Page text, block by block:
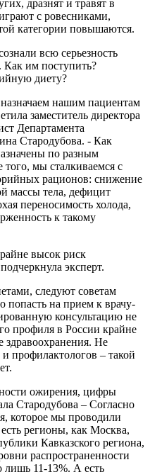
дразнят и травят в
с ровесниками,
категории повышаются.
всю серьезность
Как им поступить?
диету?
нашим пациентам
заместитель директора
Департамента
Стародубова. - Как
по разным
мы сталкиваемся с
рационов: снижение
массы тела, дефицит
переносимость холода,
к такому
высок риск
эксперт.
следуют советам
попасть на прием к врачу-
консультацию не
профиля в России крайне
здравоохранения. Не
и профилактологов – такой
ожирения, цифры
Стародубова – Согласно
которое мы проводили
регионы, как Москва,
Кавказского региона,
распространенности
лишь 11-13%. А есть